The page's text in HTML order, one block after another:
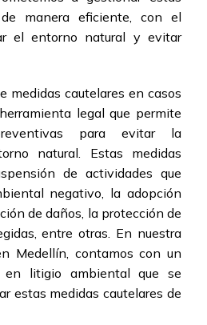
de manera eficiente, con el
el entorno natural y evitar
medidas cautelares en casos
legal que permite
para evitar la
natural. Estas medidas
de actividades que
negativo, la adopción
de daños, la protección de
entre otras. En nuestra
Medellín, contamos con un
en litigio ambiental que se
estas medidas cautelares de